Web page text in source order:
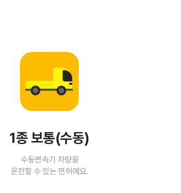
1종 보통(수동)
수동변속기 차량을
운전할 수 있는 면허예요.